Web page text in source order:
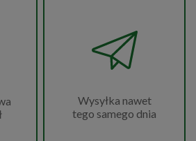
Wysyłka nawet
tego samego dnia